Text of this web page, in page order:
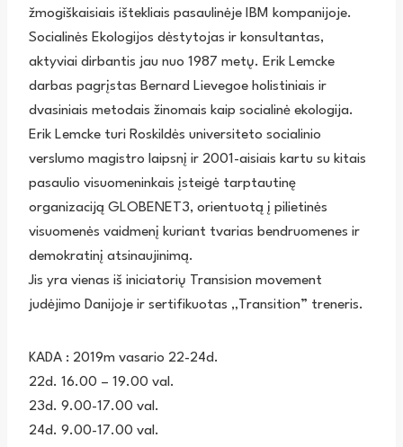
žmogiškaisiais ištekliais pasaulinėje IBM kompanijoje.
Socialinės Ekologijos dėstytojas ir konsultantas,
aktyviai dirbantis jau nuo 1987 metų. Erik Lemcke
darbas pagrįstas Bernard Lievegoe holistiniais ir
dvasiniais metodais žinomais kaip socialinė ekologija.
Erik Lemcke turi Roskildės universiteto socialinio
verslumo magistro laipsnį ir 2001-aisiais kartu su kitais
pasaulio visuomeninkais įsteigė tarptautinę
organizaciją GLOBENET3, orientuotą į pilietinės
visuomenės vaidmenį kuriant tvarias bendruomenes ir
demokratinį atsinaujinimą.
Jis yra vienas iš iniciatorių Transision movement
judėjimo Danijoje ir sertifikuotas „Transition” treneris.
KADA : 2019m vasario 22-24d.
22d. 16.00 – 19.00 val.
23d. 9.00-17.00 val.
24d. 9.00-17.00 val.